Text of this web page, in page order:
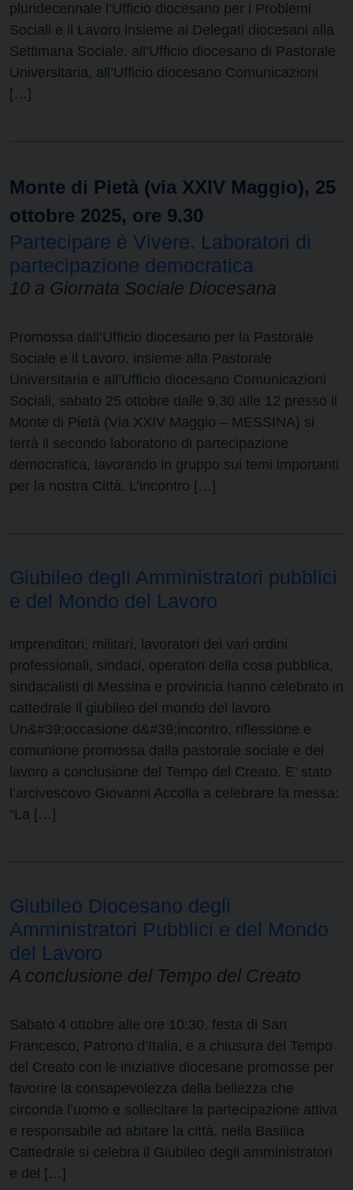
pluridecennale l’Ufficio diocesano per i Problemi
Sociali e il Lavoro insieme ai Delegati diocesani alla
Settimana Sociale, all’Ufficio diocesano di Pastorale
Universitaria, all’Ufficio diocesano Comunicazioni
[…]
Monte di Pietà (via XXIV Maggio), 25
ottobre 2025, ore 9.30
Partecipare è Vivere. Laboratori di
partecipazione democratica
10 a Giornata Sociale Diocesana
Promossa dall’Ufficio diocesano per la Pastorale
Sociale e il Lavoro, insieme alla Pastorale
Universitaria e all’Ufficio diocesano Comunicazioni
Sociali, sabato 25 ottobre dalle 9,30 alle 12 presso il
Monte di Pietà (Via XXIV Maggio – MESSINA) si
terrà il secondo laboratorio di partecipazione
democratica, lavorando in gruppo sui temi importanti
per la nostra Città. L’incontro […]
Giubileo degli Amministratori pubblici
e del Mondo del Lavoro
Imprenditori, militari, lavoratori dei vari ordini
professionali, sindaci, operatori della cosa pubblica,
sindacalisti di Messina e provincia hanno celebrato in
cattedrale il giubileo del mondo del lavoro.
Un&#39;occasione d&#39;incontro, riflessione e
comunione promossa dalla pastorale sociale e del
lavoro a conclusione del Tempo del Creato. E’ stato
l’arcivescovo Giovanni Accolla a celebrare la messa:
“La […]
Giubileo Diocesano degli
Amministratori Pubblici e del Mondo
del Lavoro
A conclusione del Tempo del Creato
Sabato 4 ottobre alle ore 10:30, festa di San
Francesco, Patrono d’Italia, e a chiusura del Tempo
del Creato con le iniziative diocesane promosse per
favorire la consapevolezza della bellezza che
circonda l’uomo e sollecitare la partecipazione attiva
e responsabile ad abitare la città, nella Basilica
Cattedrale si celebra il Giubileo degli amministratori
e del […]